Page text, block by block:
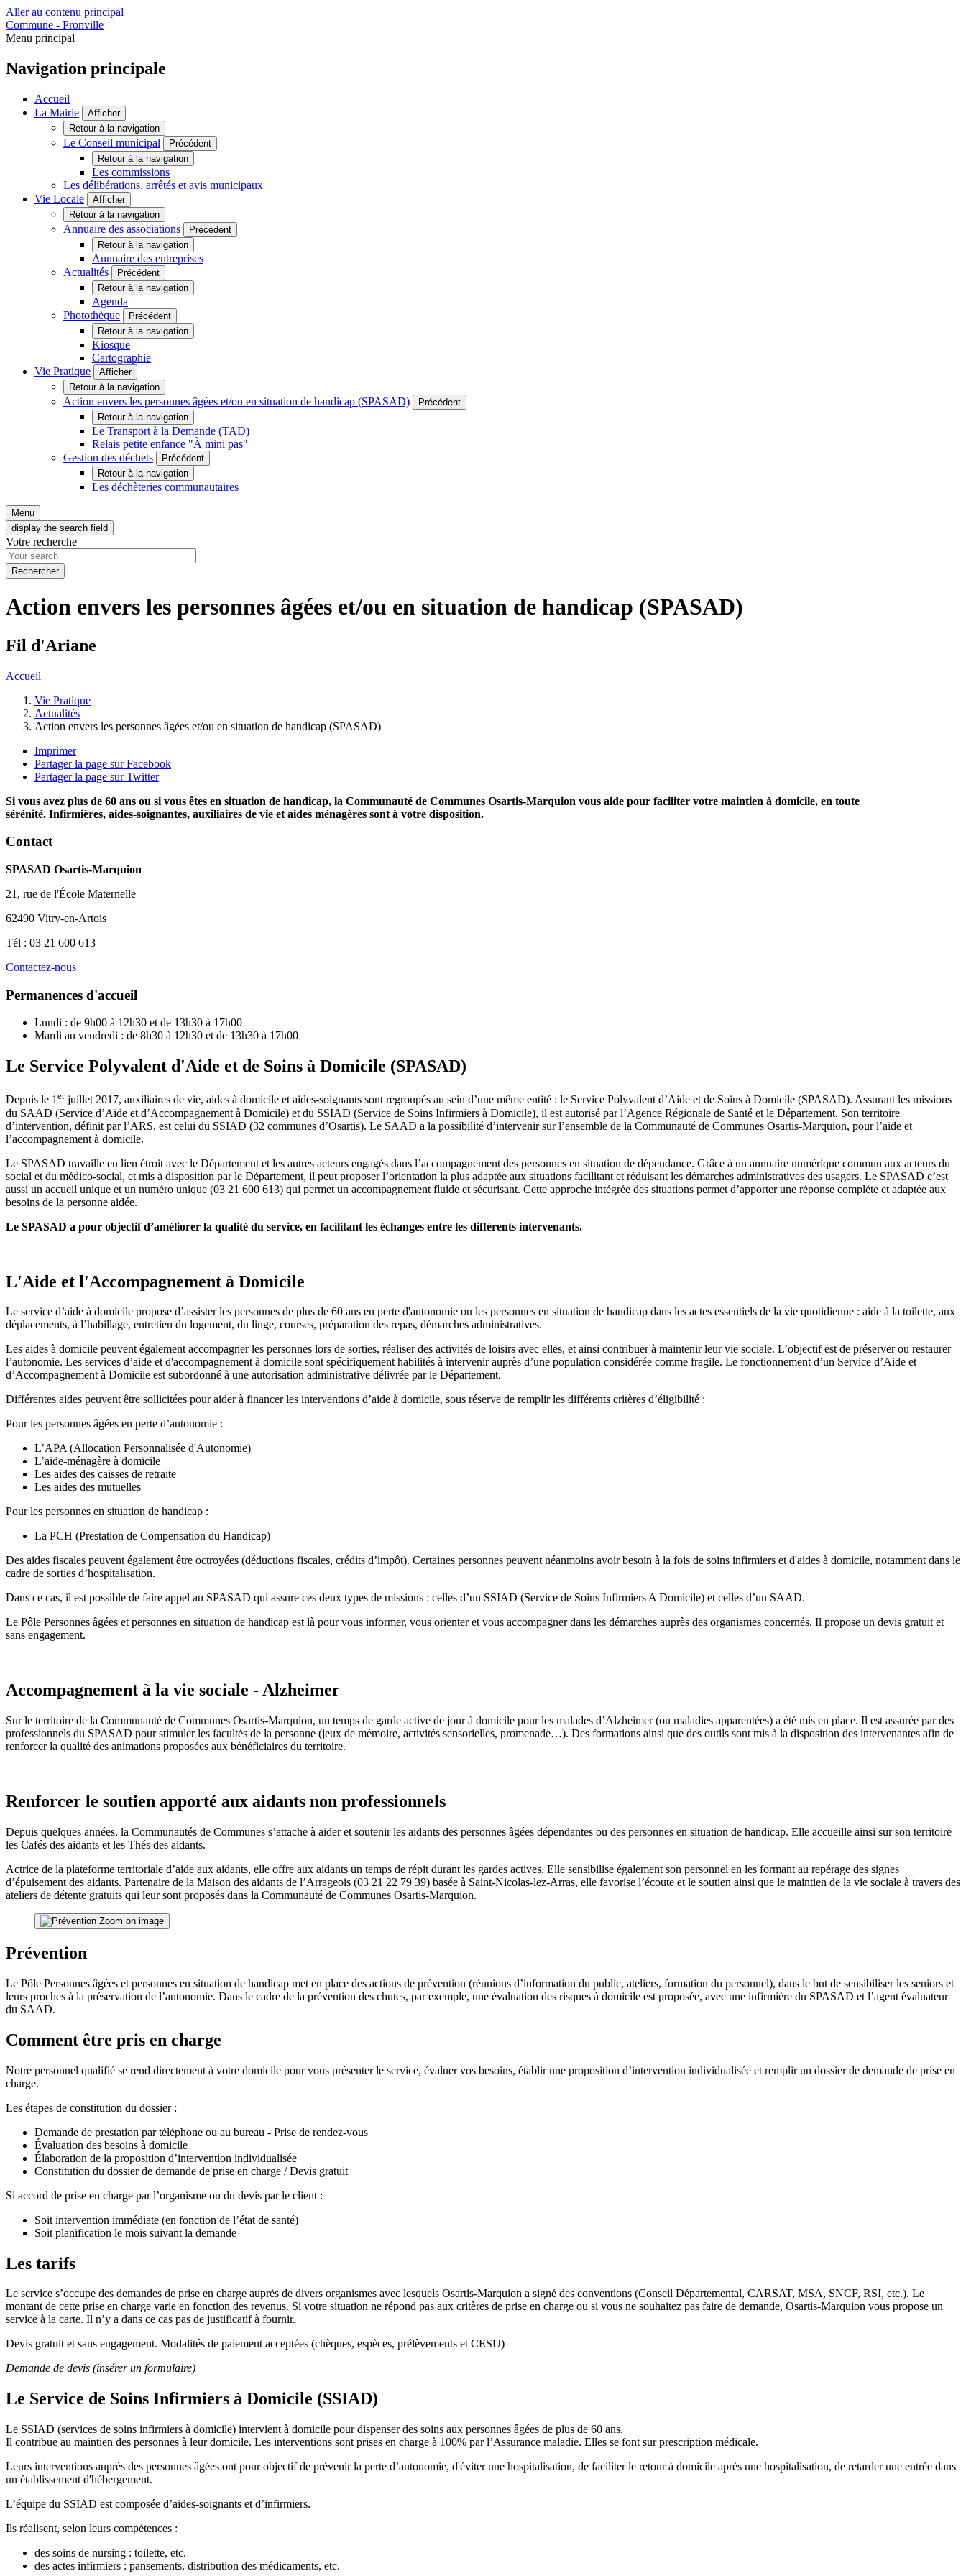
Aller au contenu principal
Commune - Pronville
Menu principal
Navigation principale
Accueil
La Mairie
Afficher
Retour à la navigation
Le Conseil municipal
Précédent
Retour à la navigation
Les commissions
Les délibérations, arrêtés et avis municipaux
Vie Locale
Afficher
Retour à la navigation
Annuaire des associations
Précédent
Retour à la navigation
Annuaire des entreprises
Actualités
Précédent
Retour à la navigation
Agenda
Photothèque
Précédent
Retour à la navigation
Kiosque
Cartographie
Vie Pratique
Afficher
Retour à la navigation
Action envers les personnes âgées et/ou en situation de handicap (SPASAD)
Précédent
Retour à la navigation
Le Transport à la Demande (TAD)
Relais petite enfance "À mini pas"
Gestion des déchets
Précédent
Retour à la navigation
Les déchèteries communautaires
Menu
display the search field
Votre recherche
Action envers les personnes âgées et/ou en situation de handicap (SPASAD)
Fil d'Ariane
Accueil
Vie Pratique
Actualités
Action envers les personnes âgées et/ou en situation de handicap (SPASAD)
Imprimer
Partager la page sur Facebook
Partager la page sur Twitter
Si vous avez plus de 60 ans ou si vous êtes en situation de handicap, la Communauté de Communes Osartis-Marquion vous aide pour faciliter votre maintien à domicile, en toute
sérénité. Infirmières, aides-soignantes, auxiliaires de vie et aides ménagères sont à votre disposition.
Contact
SPASAD Osartis-Marquion
21, rue de l'École Maternelle
62490 Vitry-en-Artois
Tél : 03 21 600 613
Contactez-nous
Permanences d'accueil
Lundi : de 9h00 à 12h30 et de 13h30 à 17h00
Mardi au vendredi : de 8h30 à 12h30 et de 13h30 à 17h00
Le Service Polyvalent d'Aide et de Soins à Domicile (SPASAD)
Depuis le 1erjuillet 2017, auxiliaires de vie, aides à domicile et aides-soignants sont regroupés au sein d’une même entité : le Service Polyvalent d’Aide et de Soins à Domicile (SPASAD). Assurant les missions
du SAAD (Service d’Aide et d’Accompagnement à Domicile) et du SSIAD (Service de Soins Infirmiers à Domicile), il est autorisé par l’Agence Régionale de Santé et le Département. Son territoire
d’intervention, définit par l’ARS, est celui du SSIAD (32 communes d’Osartis). Le SAAD a la possibilité d’intervenir sur l’ensemble de la Communauté de Communes Osartis-Marquion, pour l’aide et
l’accompagnement à domicile.
Le SPASAD travaille en lien étroit avec le Département et les autres acteurs engagés dans l’accompagnement des personnes en situation de dépendance. Grâce à un annuaire numérique commun aux acteurs du
social et du médico-social, et mis à disposition par le Département, il peut proposer l’orientation la plus adaptée aux situations facilitant et réduisant les démarches administratives des usagers. Le SPASAD c’est
aussi un accueil unique et un numéro unique (03 21 600 613) qui permet un accompagnement fluide et sécurisant. Cette approche intégrée des situations permet d’apporter une réponse complète et adaptée aux
besoins de la personne aidée.
Le SPASAD a pour objectif d’améliorer la qualité du service, en facilitant les échanges entre les différents intervenants.
L'Aide et l'Accompagnement à Domicile
Le service d’aide à domicile propose d’assister les personnes de plus de 60 ans en perte d'autonomie ou les personnes en situation de handicap dans les actes essentiels de la vie quotidienne : aide à la toilette, aux
déplacements, à l’habillage, entretien du logement, du linge, courses, préparation des repas, démarches administratives.
Les aides à domicile peuvent également accompagner les personnes lors de sorties, réaliser des activités de loisirs avec elles, et ainsi contribuer à maintenir leur vie sociale. L’objectif est de préserver ou restaurer
l’autonomie. Les services d’aide et d'accompagnement à domicile sont spécifiquement habilités à intervenir auprès d’une population considérée comme fragile. Le fonctionnement d’un Service d’Aide et
d’Accompagnement à Domicile est subordonné à une autorisation administrative délivrée par le Département.
Différentes aides peuvent être sollicitées pour aider à financer les interventions d’aide à domicile, sous réserve de remplir les différents critères d’éligibilité :
Pour les personnes âgées en perte d’autonomie :
L’APA (Allocation Personnalisée d'Autonomie)
L’aide-ménagère à domicile
Les aides des caisses de retraite
Les aides des mutuelles
Pour les personnes en situation de handicap :
La PCH (Prestation de Compensation du Handicap)
Des aides fiscales peuvent également être octroyées (déductions fiscales, crédits d’impôt). Certaines personnes peuvent néanmoins avoir besoin à la fois de soins infirmiers et d'aides à domicile, notamment dans le
cadre de sorties d’hospitalisation.
Dans ce cas, il est possible de faire appel au SPASAD qui assure ces deux types de missions : celles d’un SSIAD (Service de Soins Infirmiers A Domicile) et celles d’un SAAD.
Le Pôle Personnes âgées et personnes en situation de handicap est là pour vous informer, vous orienter et vous accompagner dans les démarches auprès des organismes concernés. Il propose un devis gratuit et
sans engagement.
Accompagnement à la vie sociale - Alzheimer
Sur le territoire de la Communauté de Communes Osartis-Marquion, un temps de garde active de jour à domicile pour les malades d’Alzheimer (ou maladies apparentées) a été mis en place. Il est assurée par des
professionnels du SPASAD pour stimuler les facultés de la personne (jeux de mémoire, activités sensorielles, promenade…). Des formations ainsi que des outils sont mis à la disposition des intervenantes afin de
renforcer la qualité des animations proposées aux bénéficiaires du territoire.
Renforcer le soutien apporté aux aidants non professionnels
Depuis quelques années, la Communautés de Communes s’attache à aider et soutenir les aidants des personnes âgées dépendantes ou des personnes en situation de handicap. Elle accueille ainsi sur son territoire
les Cafés des aidants et les Thés des aidants.
Actrice de la plateforme territoriale d’aide aux aidants, elle offre aux aidants un temps de répit durant les gardes actives. Elle sensibilise également son personnel en les formant au repérage des signes
d’épuisement des aidants. Partenaire de la Maison des aidants de l’Arrageois (03 21 22 79 39) basée à Saint-Nicolas-lez-Arras, elle favorise l’écoute et le soutien ainsi que le maintien de la vie sociale à travers des
ateliers de détente gratuits qui leur sont proposés dans la Communauté de Communes Osartis-Marquion.
Zoom on image
Prévention
Le Pôle Personnes âgées et personnes en situation de handicap met en place des actions de prévention (réunions d’information du public, ateliers, formation du personnel), dans le but de sensibiliser les seniors et
leurs proches à la préservation de l’autonomie. Dans le cadre de la prévention des chutes, par exemple, une évaluation des risques à domicile est proposée, avec une infirmière du SPASAD et l’agent évaluateur
du SAAD.
Comment être pris en charge
Notre personnel qualifié se rend directement à votre domicile pour vous présenter le service, évaluer vos besoins, établir une proposition d’intervention individualisée et remplir un dossier de demande de prise en
charge.
Les étapes de constitution du dossier :
Demande de prestation par téléphone ou au bureau - Prise de rendez-vous
Évaluation des besoins à domicile
Élaboration de la proposition d’intervention individualisée
Constitution du dossier de demande de prise en charge / Devis gratuit
Si accord de prise en charge par l’organisme ou du devis par le client :
Soit intervention immédiate (en fonction de l’état de santé)
Soit planification le mois suivant la demande
Les tarifs
Le service s’occupe des demandes de prise en charge auprès de divers organismes avec lesquels Osartis-Marquion a signé des conventions (Conseil Départemental, CARSAT, MSA, SNCF, RSI, etc.). Le
montant de cette prise en charge varie en fonction des revenus. Si votre situation ne répond pas aux critères de prise en charge ou si vous ne souhaitez pas faire de demande, Osartis-Marquion vous propose un
service à la carte. Il n’y a dans ce cas pas de justificatif à fournir.
Devis gratuit et sans engagement. Modalités de paiement acceptées (chèques, espèces, prélèvements et CESU)
Demande de devis (insérer un formulaire)
Le Service de Soins Infirmiers à Domicile (SSIAD)
Le SSIAD (services de soins infirmiers à domicile) intervient à domicile pour dispenser des soins aux personnes âgées de plus de 60 ans.
Il contribue au maintien des personnes à leur domicile. Les interventions sont prises en charge à 100% par l’Assurance maladie. Elles se font sur prescription médicale.
Leurs interventions auprès des personnes âgées ont pour objectif de prévenir la perte d’autonomie, d'éviter une hospitalisation, de faciliter le retour à domicile après une hospitalisation, de retarder une entrée dans
un établissement d'hébergement.
L’équipe du SSIAD est composée d’aides-soignants et d’infirmiers.
Ils réalisent, selon leurs compétences :
des soins de nursing : toilette, etc.
des actes infirmiers : pansements, distribution des médicaments, etc.